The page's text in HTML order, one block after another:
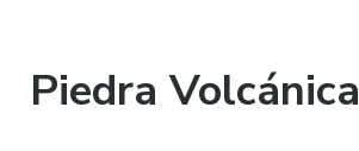
Piedra Volcánica